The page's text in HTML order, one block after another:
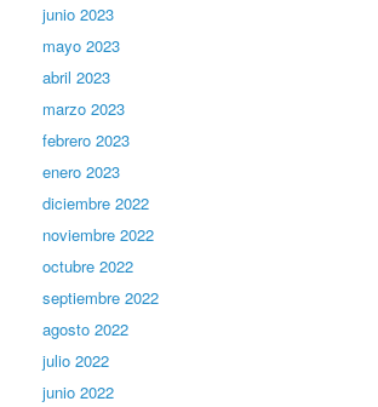
junio 2023
mayo 2023
abril 2023
marzo 2023
febrero 2023
enero 2023
diciembre 2022
noviembre 2022
octubre 2022
septiembre 2022
agosto 2022
julio 2022
junio 2022